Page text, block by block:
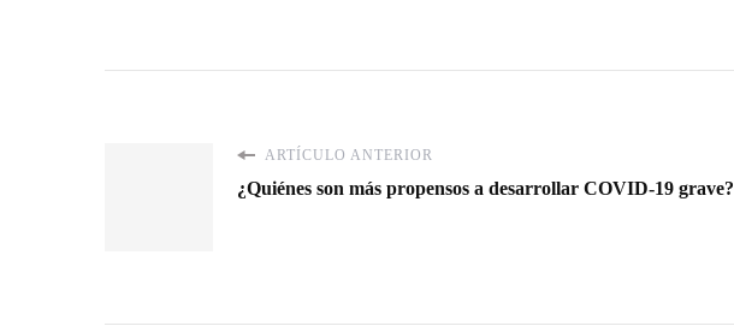
ARTÍCULO ANTERIOR
¿Quiénes son más propensos a desarrollar COVID-19 grave?